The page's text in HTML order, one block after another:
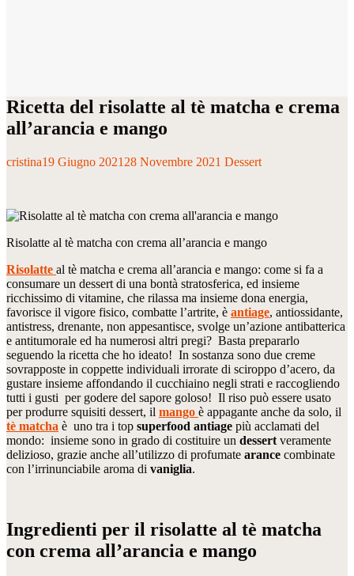
Ricetta del risolatte al tè matcha e crema
all’arancia e mango
cristina19 Giugno 2021 28 Novembre 2021 Dessert
Risolatte al tè matcha con crema all’arancia e mango
Risolatte al tè matcha e crema all’arancia e mango: come si fa a
consumare un dessert di una bontà stratosferica, ed insieme
ricchissimo di vitamine, che rilassa ma insieme dona energia,
favorisce il vigore fisico, combatte l’artrite, è antiage, antiossidante,
antistress, drenante, non appesantisce, svolge un’azione antibatterica
e antitumorale ed ha numerosi altri pregi? Basta prepararlo
seguendo la ricetta che ho ideato! In sostanza sono due creme
sovrapposte in coppette individuali irrorate di sciroppo d’acero, da
gustare insieme affondando il cucchiaino negli strati e raccogliendo
tutti i gusti per godere del sapore goloso! Il riso può essere usato
per produrre squisiti dessert, il mango è appagante anche da solo, il
tè matcha è uno tra i top superfood antiage più acclamati del
mondo: insieme sono in grado di costituire un dessert veramente
delizioso, grazie anche all’utilizzo di profumate arance combinate
con l’irrinunciabile aroma di vaniglia.
Ingredienti per il risolatte al tè matcha
con crema all’arancia e mango